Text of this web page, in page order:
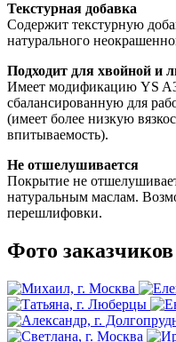
Текстурная добавка
Содержит текстурную
натурального
Подходит для хвойной и
Имеет модификацию YS
сбалансированную для
(имеет более низкую
впитываемость).
Не отшелушивается
Покрытие не
натуральным маслам.
перешлифовки.
Фото заказчиков